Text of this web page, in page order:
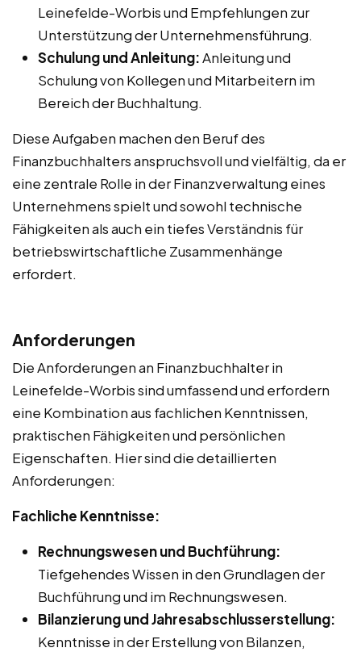
Leinefelde-Worbis und Empfehlungen zur
Unterstützung der Unternehmensführung.
Schulung und Anleitung:Anleitung und
Schulung von Kollegen und Mitarbeitern im
Bereich der Buchhaltung.
Diese Aufgaben machen den Beruf des
Finanzbuchhalters anspruchsvoll und vielfältig, da er
eine zentrale Rolle in der Finanzverwaltung eines
Unternehmens spielt und sowohl technische
Fähigkeiten als auch ein tiefes Verständnis für
betriebswirtschaftliche Zusammenhänge
erfordert.
Anforderungen
Die Anforderungen an Finanzbuchhalter in
Leinefelde-Worbis sind umfassend und erfordern
eine Kombination aus fachlichen Kenntnissen,
praktischen Fähigkeiten und persönlichen
Eigenschaften. Hier sind die detaillierten
Anforderungen:
Fachliche Kenntnisse:
Rechnungswesen und Buchführung:
Tiefgehendes Wissen in den Grundlagen der
Buchführung und im Rechnungswesen.
Bilanzierung und Jahresabschlusserstellung:
Kenntnisse in der Erstellung von Bilanzen,